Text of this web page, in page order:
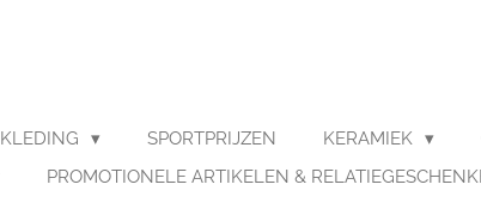
KLEDING SPORTPRIJZEN KERAMIEK
PROMOTIONELE ARTIKELEN &